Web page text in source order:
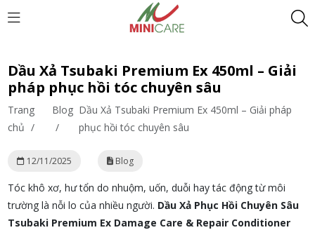
Dầu Xả Tsubaki Premium Ex 450ml – Giải
pháp phục hồi tóc chuyên sâu
Trang
chủ /
Blog
/
Dầu Xả Tsubaki Premium Ex 450ml – Giải pháp
phục hồi tóc chuyên sâu
12/11/2025 Blog
Tóc khô xơ, hư tổn do nhuộm, uốn, duỗi hay tác động từ môi
trường là nỗi lo của nhiều người. Dầu Xả Phục Hồi Chuyên Sâu
Tsubaki Premium Ex Damage Care & Repair Conditioner